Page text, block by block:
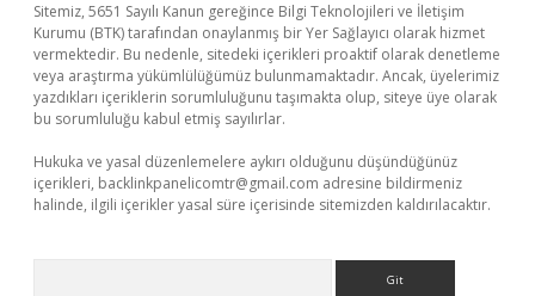
Sitemiz, 5651 Sayılı Kanun gereğince Bilgi Teknolojileri ve İletişim
Kurumu (BTK) tarafından onaylanmış bir Yer Sağlayıcı olarak hizmet
vermektedir. Bu nedenle, sitedeki içerikleri proaktif olarak denetleme
veya araştırma yükümlülüğümüz bulunmamaktadır. Ancak, üyelerimiz
yazdıkları içeriklerin sorumluluğunu taşımakta olup, siteye üye olarak
bu sorumluluğu kabul etmiş sayılırlar.
Hukuka ve yasal düzenlemelere aykırı olduğunu düşündüğünüz
içerikleri, backlinkpanelicomtr@gmail.com adresine bildirmeniz
halinde, ilgili içerikler yasal süre içerisinde sitemizden kaldırılacaktır.